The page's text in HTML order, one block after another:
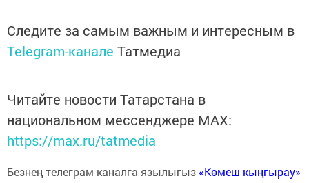
Следите за самым важным и интересным в
Telegram-канале Татмедиа
Читайте новости Татарстана в
национальном мессенджере MАХ:
https://max.ru/tatmedia
Безнең телеграм каналга язылыгыз «Көмеш кыңгырау»